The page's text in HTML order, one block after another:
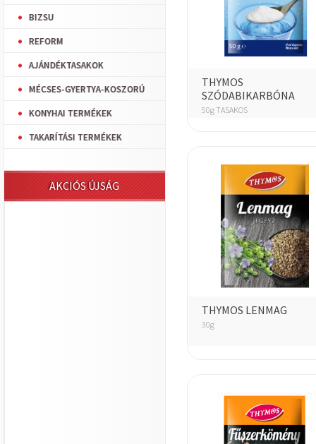
BIZSU
REFORM
AJÁNDÉKTASAKOK
MÉCSES-GYERTYA-KOSZORÚ
KONYHAI TERMÉKEK
TAKARÍTÁSI TERMÉKEK
AKCIÓS ÚJSÁG
THYMOS
SZÓDABIKARBÓNA
50g TASAKOS
THYMOS LENMAG
30g